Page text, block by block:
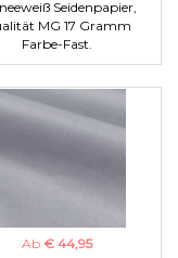
Seidenpapier,
MG 17 Gramm
Farbe-Fast.
Ab € 44,95